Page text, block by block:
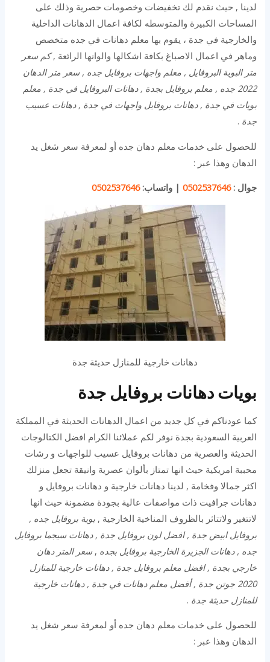
لدينا , حيث نقدم لك تخفيضات وخصومات حصرية وذلك على
المساحات الكبيرة والمتوسطه لكافة اعمال الدهانات الداخلية
والخارجية في جدة ، يقوم بها معلم دهانات في جده متخصص
وماهر في اعمال الاصباغ بكافة اشكالها والوانها الرائعة ,كم سعر
متر البوية البروفايل , معلم واجهات بروفايل جده , سعر متر الدهان
2022 جده , معلم بروفايل بجدة , دهانات البروفايل في جدة , معلم
بويات في جدة , دهانات بروفايل واجهات في جدة , دهانات عسيب
جدة .
للحصول على خدمات معلم دهان جده أو لمعرفة سعر شغل يد
الدهان وهذا عبر :
جوال :0502537646
| واتساب:0502537646
دهانات خارجية للمنازل حديثة جدة
بويات دهانات بروفايل جدة
كما عودناكم في كل جديد من اعمال الدهانات الحديثة في المملكة
العربية السعودية بجدة نوفر لكم عملائنا الكرام افضل الكتالوجات
الحديثة والعصرية من دهانات بروفايل عسيب للواجهات و رشات
محببة امريكية حيث انها تمتاز بألوان عصرية وانيقة تجعل منزلك
اكثر جمالا وفخامة , لدينا دهانات خارجية و دهانات بروفايل و
دهانات جرافيت ذات مواصفات عالية بجودة مضمونة حيث انها
لاتتغير ولاتتاثر بالظروف المناخية الخارجية ,بوية بروفايل جده ,
بروفايل ابيض جدة , افضل لون بروفايل جدة , دهانات سيجما بروفايل
جده , دهانات الجزيرة الخارجية بروفايل بجده , سعر المتر دهان
خارجي بجدة , افضل معلم بروفايل جدة , دهانات خارجية للمنازل
2020 جوتن جدة , أفضل معلم دهانات في جدة , دهانات خارجية
للمنازل حديثة جدة .
للحصول على خدمات معلم دهان جده أو لمعرفة سعر شغل يد
الدهان وهذا عبر :